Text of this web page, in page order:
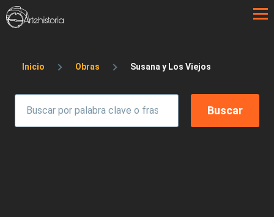
Pasar al contenido principal
Sobrescribir enlaces de ayuda a la
Inicio Obras Susana y Los Viejos